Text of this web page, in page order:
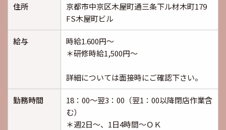
住所
京都市中京区木屋町通三条下ル材木町179
FS木屋町ビル
給与
時給1.600円～
＊研修時給1,500円～
詳細については面接時にご確認下さい。
勤務時間
18：00～翌3：00（翌1：00以降閉店作業含
む）
＊週2日～、1日4時間～ＯＫ